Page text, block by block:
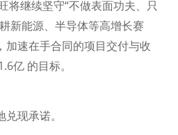
将继续坚守“不做表面功夫、只
新能源、半导体等高增长赛
加速在手合同的项目交付与收
亿 的目标。
现承诺。